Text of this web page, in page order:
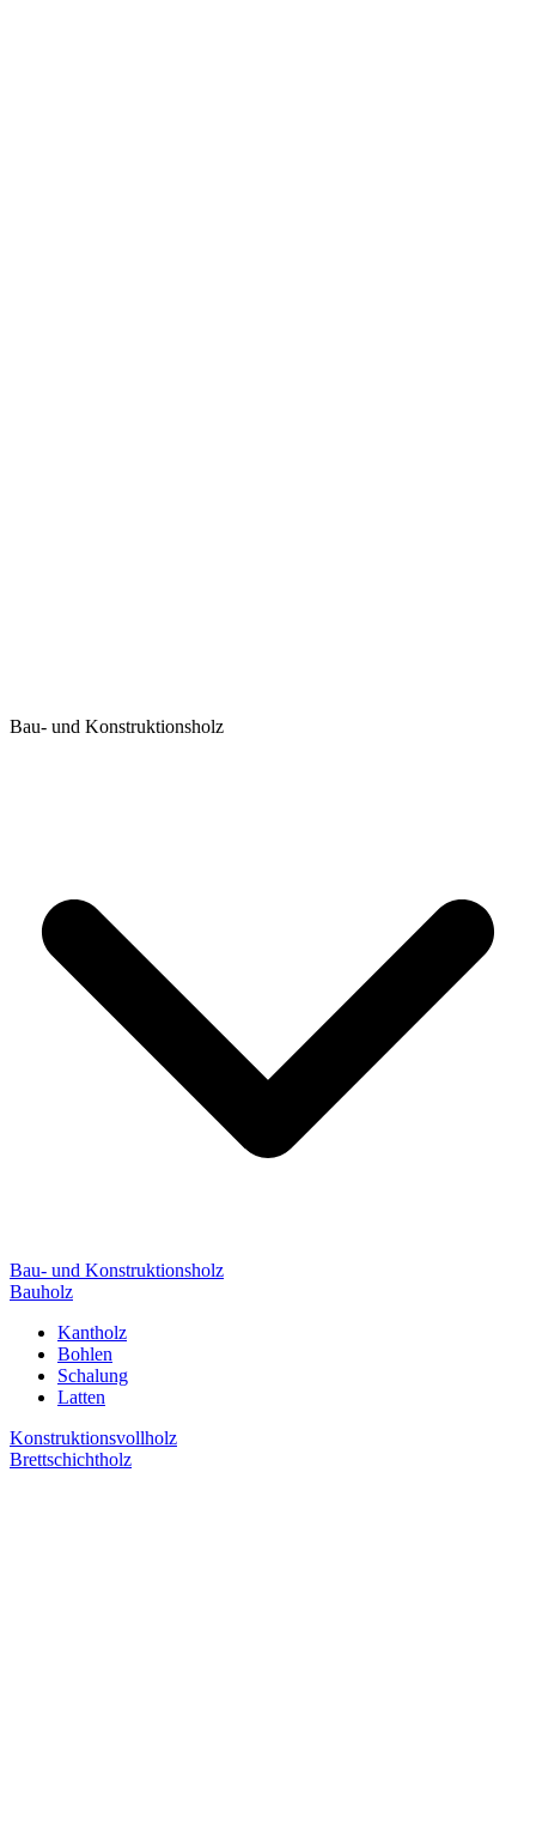
Bau- und Konstruktionsholz
Bau- und Konstruktionsholz
Bauholz
Kantholz
Bohlen
Schalung
Latten
Konstruktionsvollholz
Brettschichtholz